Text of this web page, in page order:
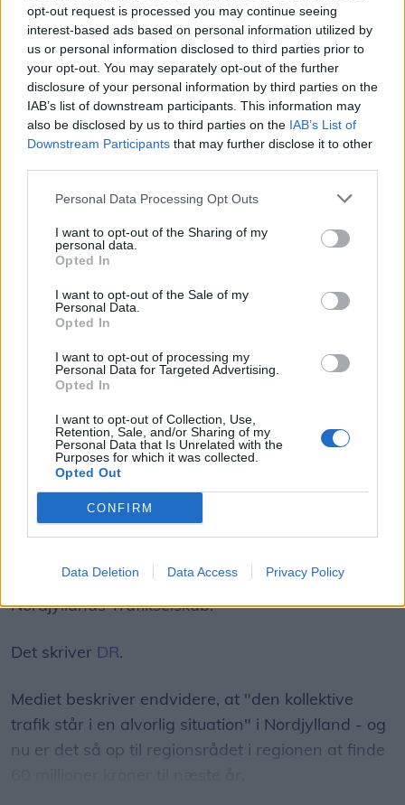
opt-out request is processed you may continue seeing
interest-based ads based on personal information utilized by
us or personal information disclosed to third parties prior to
your opt-out. You may separately opt-out of the further
disclosure of your personal information by third parties on the
IAB’s list of downstream participants. This information may
also be disclosed by us to third parties on the IAB’s List of
Downstream Participants that may further disclose it to other
Personal Data Processing Opt Outs
I want to opt-out of the Sharing of my
personal data.
Opted In
I want to opt-out of the Sale of my
Personal Data.
Opted In
I want to opt-out of processing my
Personal Data for Targeted Advertising.
Opted In
I want to opt-out of Collection, Use,
Retention, Sale, and/or Sharing of my
Personal Data that Is Unrelated with the
Purposes for which it was collected.
Opted Out
CONFIRM
Data Deletion Data Access Privacy Policy
- Det er noget voldsomt herude, fortæller han.
Som følge af ulykken var Hobrovej totalt spærret
omkring ulykken.
Del artikel
Nordjyllands Trafikselskab mangler
Simon Jensen
Journalist
06. august 2026 kl. 08.00
færre unge der vælger busser og tog til, udfordrer
Nordjyllands Trafikselskab.
Det skriver DR.
Mediet beskriver endvidere, at "den kollektive
trafik står i en alvorlig situation" i Nordjylland - og
nu er det så op til regionsrådet i regionen at finde